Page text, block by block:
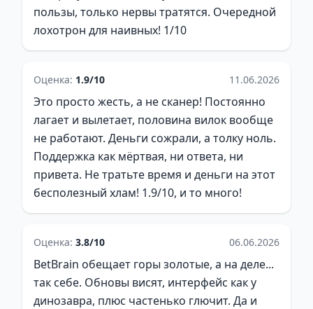
пользы, только нервы тратятся. Очередной
лохотрон для наивных! 1/10
Оценка: 1.9/10 11.06.2026
Это просто жесть, а не сканер! Постоянно
лагает и вылетает, половина вилок вообще
не работают. Деньги сожрали, а толку ноль.
Поддержка как мёртвая, ни ответа, ни
привета. Не тратьте время и деньги на этот
бесполезный хлам! 1.9/10, и то много!
Оценка: 3.8/10 06.06.2026
BetBrain обещает горы золотые, а на деле...
так себе. Обновы висят, интерфейс как у
динозавра, плюс частенько глючит. Да и